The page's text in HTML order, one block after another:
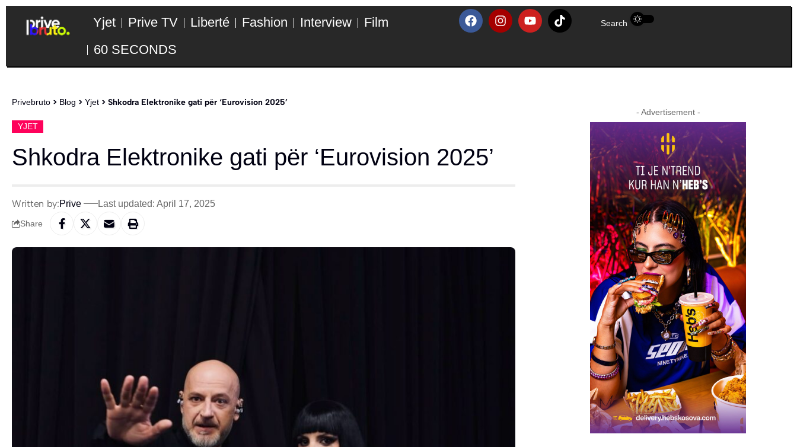
Yjet Prive TV Liberté Fashion Interview
Film
60 SECONDS
Search
Privebruto > Blog > Yjet > Shkodra Elektronike gati për ‘Eurovision 2025’
YJET
Shkodra Elektronike gati për ‘Eurovision 2025’
Written by:Prive Last updated: April 17, 2025
Share
- Advertisement -